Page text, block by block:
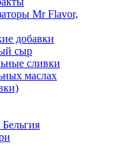
Mr Flavor,
добавки
сыр
сливки
маслах